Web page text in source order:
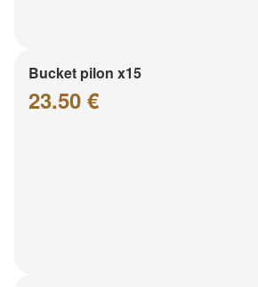
Bucket pilon x15
23.50 €